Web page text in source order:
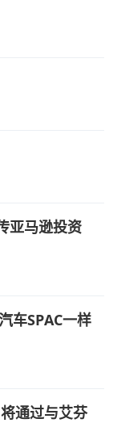
亚马逊投资
车SPAC一样
通过与艾芬